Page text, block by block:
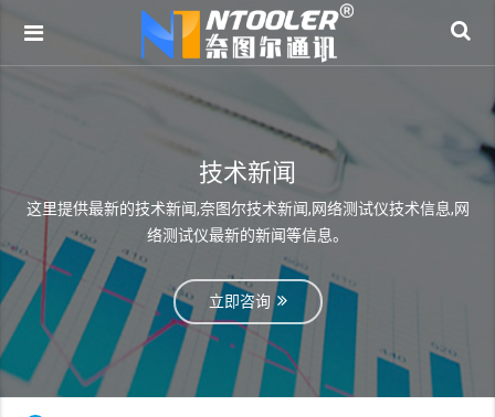
技术新闻
这里提供最新的技术新闻,奈图尔技术新闻,网络测试仪技术信息,网
络测试仪最新的新闻等信息。
立即咨询